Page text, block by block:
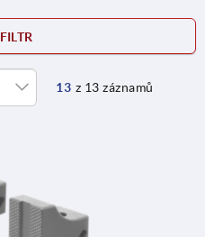
FILTR
13 z 13 záznamů